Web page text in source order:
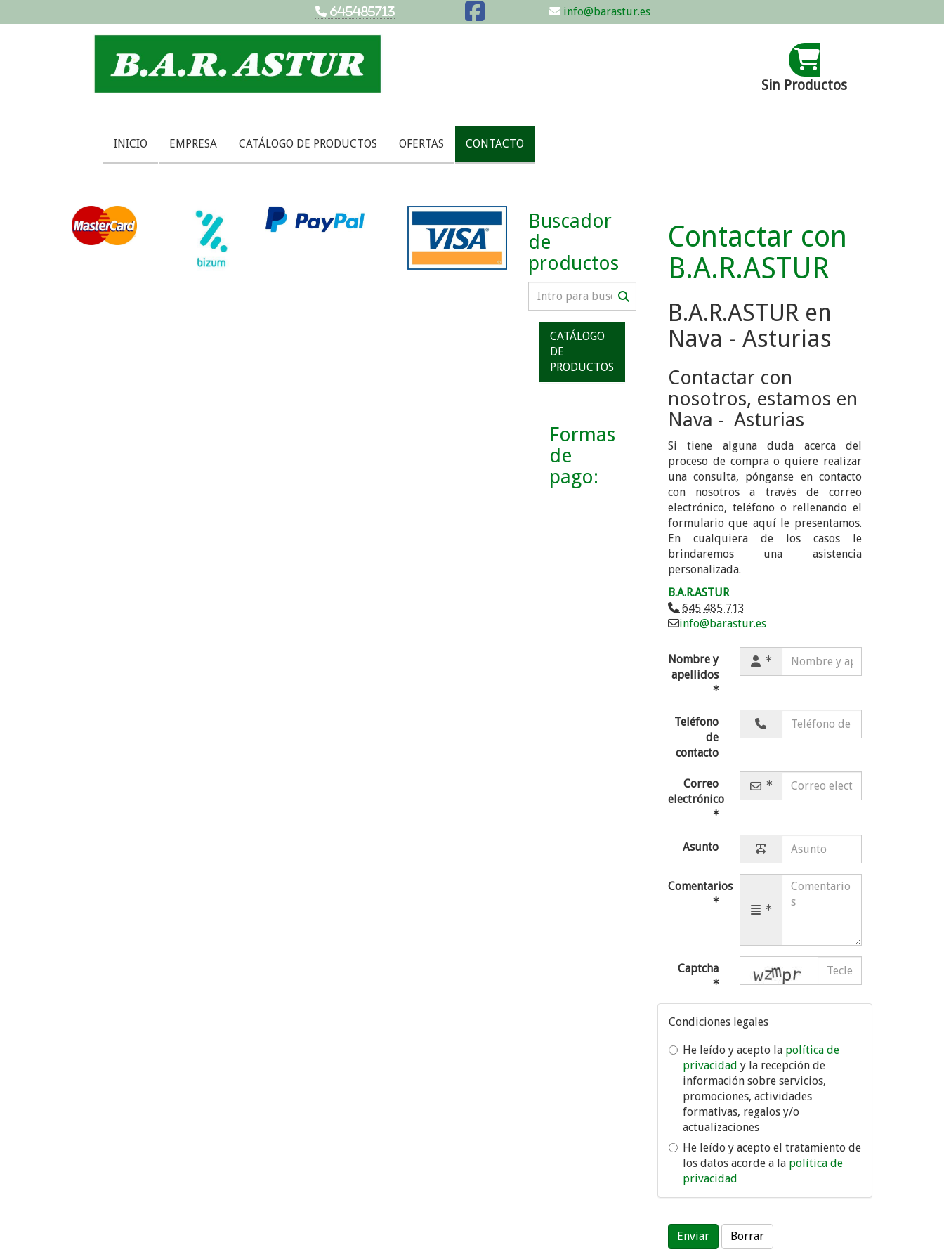
645485713 info@barastur.es
Sin Productos
INICIO EMPRESA CATÁLOGO DE PRODUCTOS OFERTAS CONTACTO
Contactar con
B.A.R.ASTUR
B.A.R.ASTUR en
Nava - Asturias
Contactar con
nosotros, estamos en
Nava - Asturias
Si tiene alguna duda acerca del
proceso de compra o quiere realizar
una consulta, pónganse en contacto
con nosotros a través de correo
electrónico, teléfono o rellenando el
formulario que aquí le presentamos.
En cualquiera de los casos le
brindaremos una asistencia
personalizada.
B.A.R.ASTUR
645 485 713
info
barastur.es
Nombre y
apellidos
Teléfono
de
contacto
Correo
electrónico
Asunto
Comentarios
Captcha
Condiciones legales
He leído y acepto la política de
privacidad y la recepción de
información sobre servicios,
promociones, actividades
formativas, regalos y/o
actualizaciones
He leído y acepto el tratamiento de
los datos acorde a la política de
privacidad
Enviar Borrar
Buscador
de
productos
CATÁLOGO
DE
PRODUCTOS
Formas
de
pago: